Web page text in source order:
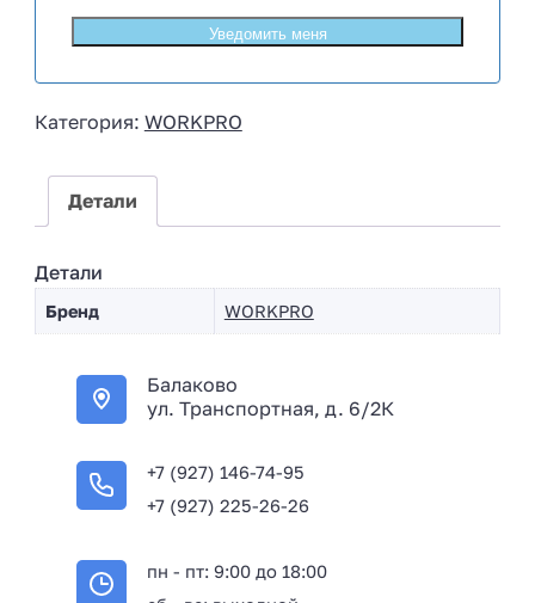
u
s
a
7
Категория: WORKPRO
Детали
Детали
Бренд WORKPRO
Балаково
ул. Транспортная, д. 6/2К
+7 (927) 146-74-95
+7 (927) 225-26-26
пн - пт: 9:00 до 18:00